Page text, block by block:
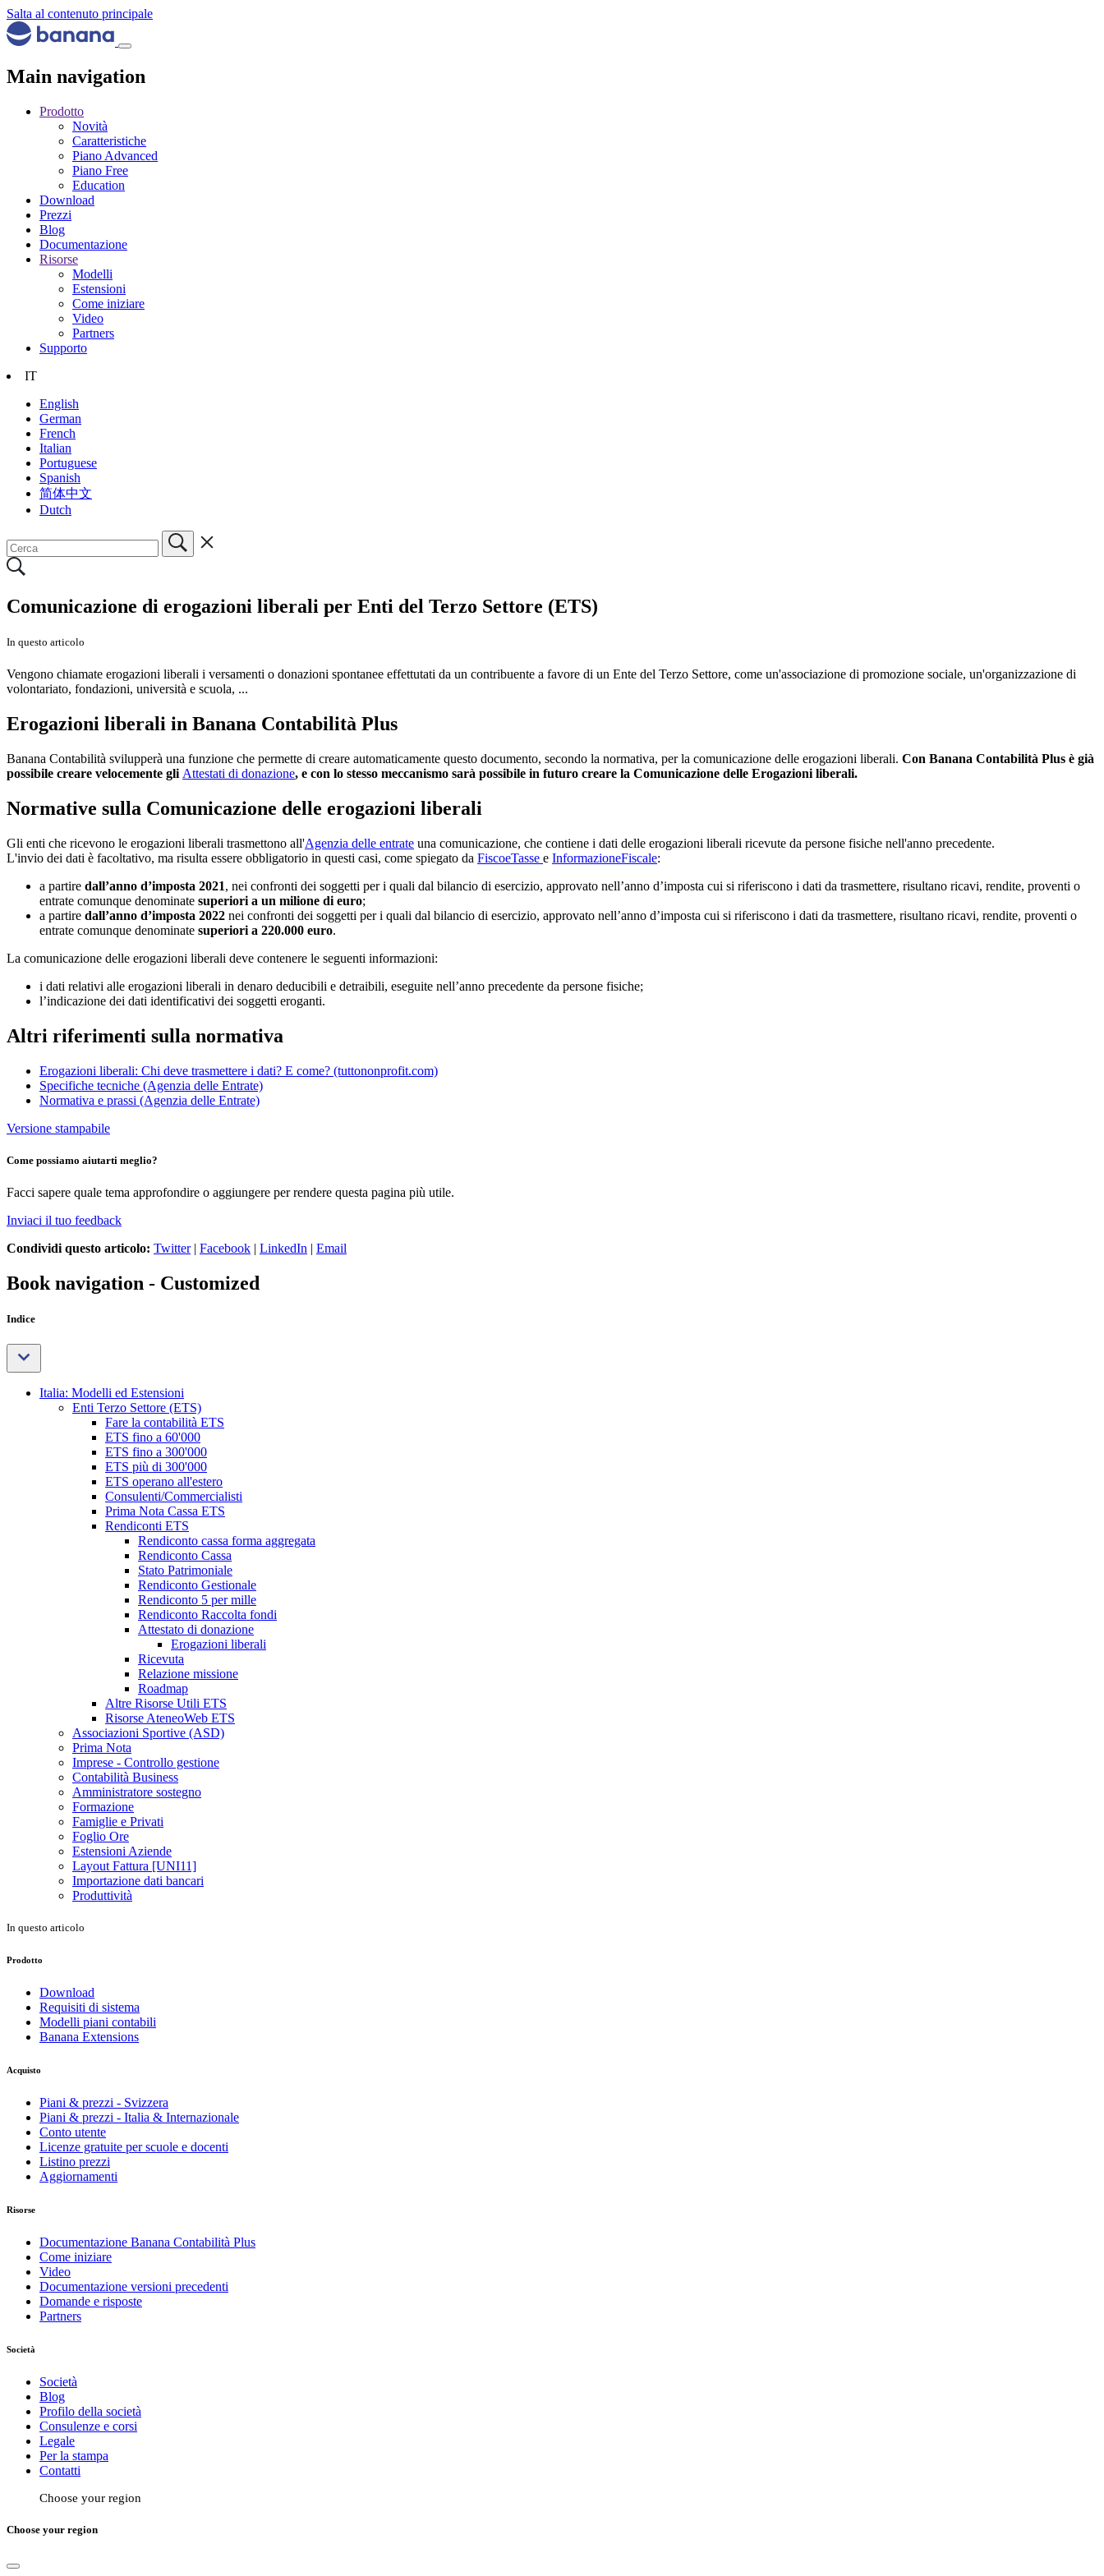
Salta al contenuto principale
Main navigation
Prodotto
Novità
Caratteristiche
Piano Advanced
Piano Free
Education
Download
Prezzi
Blog
Documentazione
Risorse
Modelli
Estensioni
Come iniziare
Video
Partners
Supporto
IT
English
German
French
Italian
Portuguese
Spanish
简体中文
Dutch
Comunicazione di erogazioni liberali per Enti del Terzo Settore (ETS)
In questo articolo
Vengono chiamate erogazioni liberali i versamenti o donazioni spontanee effettutati da un contribuente a favore di un Ente del Terzo Settore, come un'associazione di promozione sociale, un'organizzazione di
volontariato, fondazioni, università e scuola, ...
Erogazioni liberali in Banana Contabilità Plus
Banana Contabilità svilupperà una funzione che permette di creare automaticamente questo documento, secondo la normativa, per la comunicazione delle erogazioni liberali. Con Banana Contabilità Plus è già
possibile creare velocemente gli Attestati di donazione, e con lo stesso meccanismo sarà possibile in futuro creare la Comunicazione delle Erogazioni liberali.
Normative sulla Comunicazione delle erogazioni liberali
Gli enti che ricevono le erogazioni liberali trasmettono all'Agenzia delle entrate una comunicazione, che contiene i dati delle erogazioni liberali ricevute da persone fisiche nell'anno precedente.
L'invio dei dati è facoltativo, ma risulta essere obbligatorio in questi casi, come spiegato da FiscoeTasse e InformazioneFiscale:
a partire dall’anno d’imposta 2021, nei confronti dei soggetti per i quali dal bilancio di esercizio, approvato nell’anno d’imposta cui si riferiscono i dati da trasmettere, risultano ricavi, rendite, proventi o
entrate comunque denominate superiori a un milione di euro;
a partire dall’anno d’imposta 2022 nei confronti dei soggetti per i quali dal bilancio di esercizio, approvato nell’anno d’imposta cui si riferiscono i dati da trasmettere, risultano ricavi, rendite, proventi o
entrate comunque denominate superiori a 220.000 euro.
La comunicazione delle erogazioni liberali deve contenere le seguenti informazioni:
i dati relativi alle erogazioni liberali in denaro deducibili e detraibili, eseguite nell’anno precedente da persone fisiche;
l’indicazione dei dati identificativi dei soggetti eroganti.
Altri riferimenti sulla normativa
Erogazioni liberali: Chi deve trasmettere i dati? E come? (tuttononprofit.com)
Specifiche tecniche (Agenzia delle Entrate)
Normativa e prassi (Agenzia delle Entrate)
Versione stampabile
Come possiamo aiutarti meglio?
Facci sapere quale tema approfondire o aggiungere per rendere questa pagina più utile.
Inviaci il tuo feedback
Condividi questo articolo: Twitter| Facebook | LinkedIn | Email
Book navigation - Customized
Indice
Italia: Modelli ed Estensioni
Enti Terzo Settore (ETS)
Fare la contabilità ETS
ETS fino a 60'000
ETS fino a 300'000
ETS più di 300'000
ETS operano all'estero
Consulenti/Commercialisti
Prima Nota Cassa ETS
Rendiconti ETS
Rendiconto cassa forma aggregata
Rendiconto Cassa
Stato Patrimoniale
Rendiconto Gestionale
Rendiconto 5 per mille
Rendiconto Raccolta fondi
Attestato di donazione
Erogazioni liberali
Ricevuta
Relazione missione
Roadmap
Altre Risorse Utili ETS
Risorse AteneoWeb ETS
Associazioni Sportive (ASD)
Prima Nota
Imprese - Controllo gestione
Contabilità Business
Amministratore sostegno
Formazione
Famiglie e Privati
Foglio Ore
Estensioni Aziende
Layout Fattura [UNI11]
Importazione dati bancari
Produttività
In questo articolo
Prodotto
Download
Requisiti di sistema
Modelli piani contabili
Banana Extensions
Acquisto
Piani & prezzi - Svizzera
Piani & prezzi - Italia & Internazionale
Conto utente
Licenze gratuite per scuole e docenti
Listino prezzi
Aggiornamenti
Risorse
Documentazione Banana Contabilità Plus
Come iniziare
Video
Documentazione versioni precedenti
Domande e risposte
Partners
Società
Società
Blog
Profilo della società
Consulenze e corsi
Legale
Per la stampa
Contatti
Choose your region
Choose your region